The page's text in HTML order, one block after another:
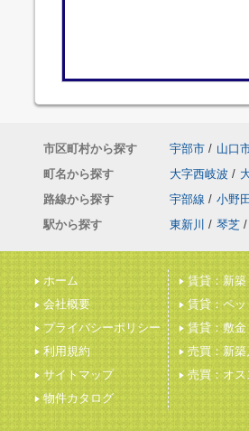
市区町村から探す 宇部市 / 山口
町名から探す
大字西岐波 /
路線から探す
宇部線 / 小野
駅から探す
東新川 / 琴芝 /
ホーム
会社概要
プライバシーポリシー
利用規約
サイトマップ
物件カタログ
賃貸：新築
賃貸：ペッ
賃貸：敷
売買：新築
売買：オ